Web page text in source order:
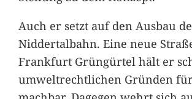
Auch er setzt auf den Ausbau
Niddertalbahn. Eine neue
Frankfurt Grüngürtel hält er
umweltrechtlichen Gründen